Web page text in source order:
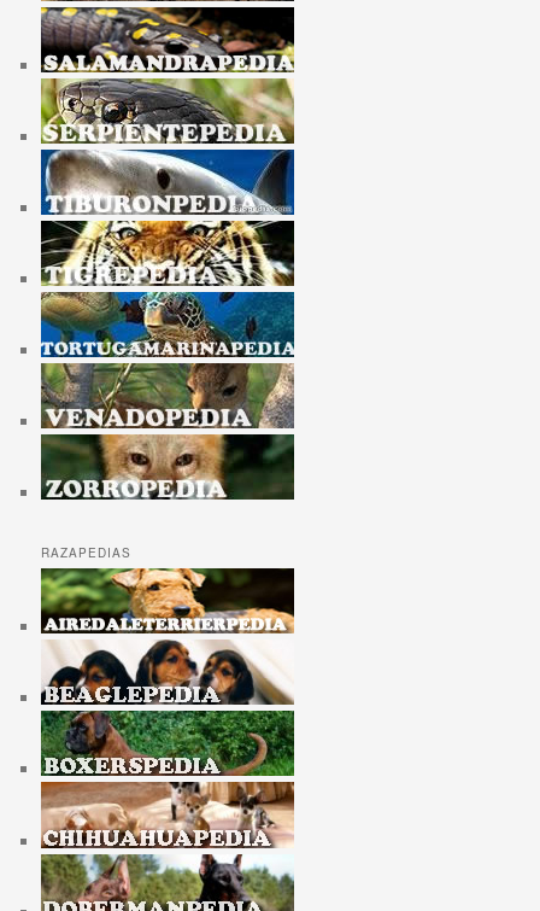
RAZAPEDIAS